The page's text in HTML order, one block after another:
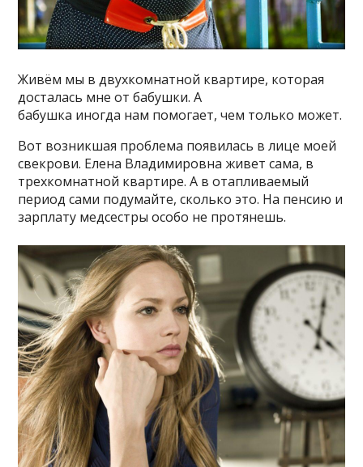
Живём мы в двухкомнатной квартире, которая
досталась мне от бабушки. А
бабушка иногда нам помогает, чем только может.
Вот возникшая проблема появилась в лице моей
свекрови. Елена Владимировна живет сама, в
трехкомнатной квартире. А в отапливаемый
период сами подумайте, сколько это. На пенсию и
зарплату медсестры особо не протянешь.